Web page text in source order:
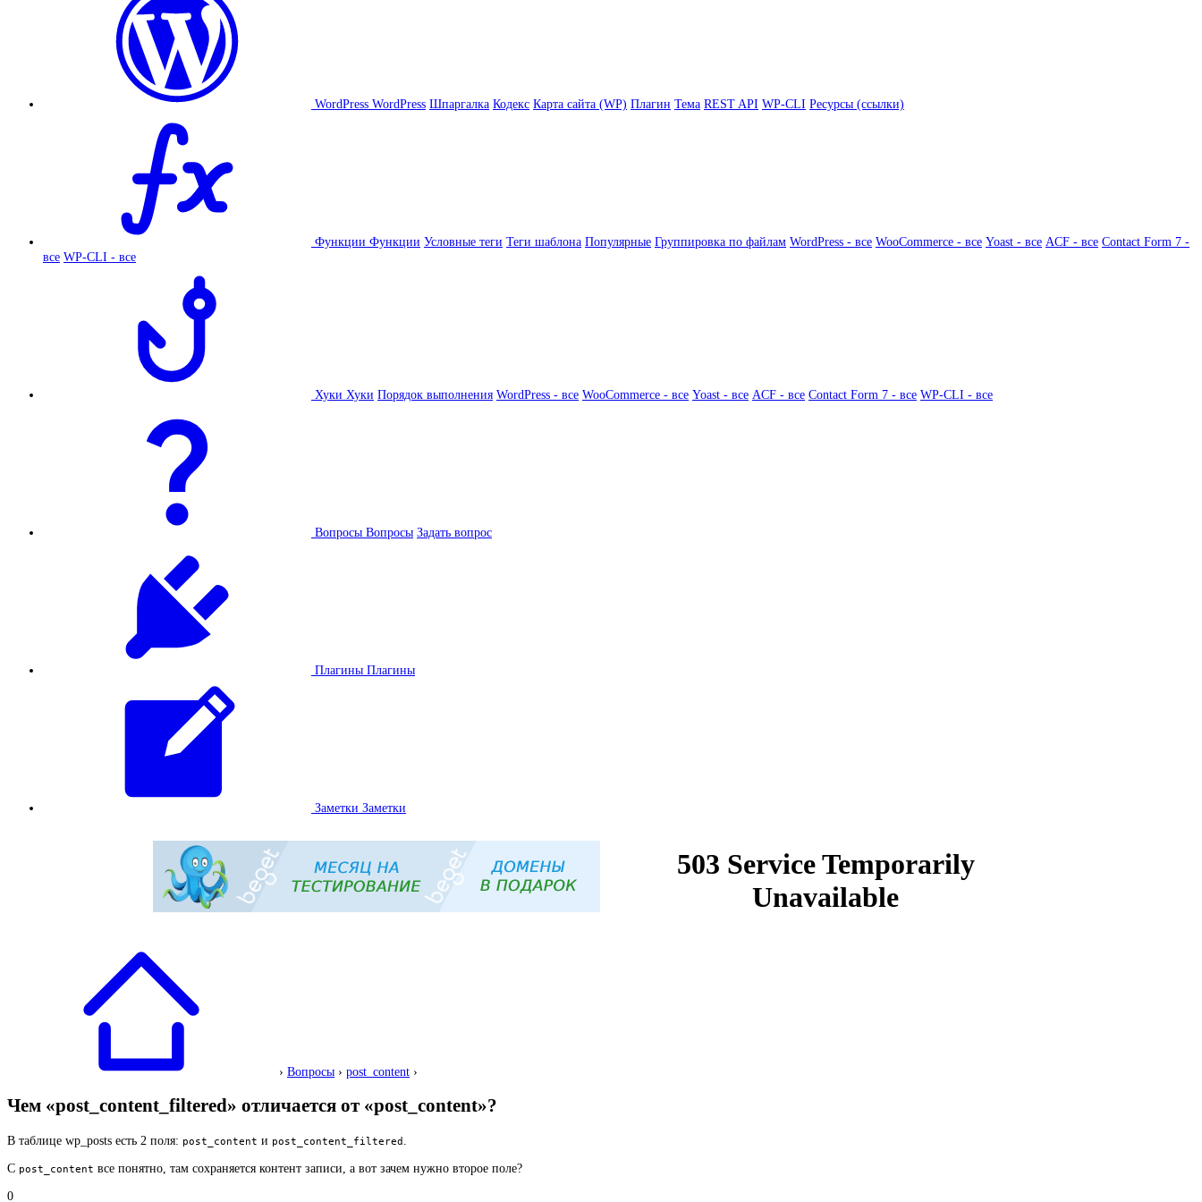
WordPress WordPress Шпаргалка Кодекс Карта сайта (WP) Плагин Тема REST API WP-CLI Ресурсы (ссылки)
Функции Функции Условные теги Теги шаблона Популярные Группировка по файлам WordPress - все WooCommerce - все Yoast - все ACF - все Contact Form 7 -
все WP-CLI - все
Хуки Хуки Порядок выполнения WordPress - все WooCommerce - все Yoast - все ACF - все Contact Form 7 - все WP-CLI - все
Вопросы Вопросы Задать вопрос
Плагины Плагины
Заметки Заметки
› Вопросы › post_content ›
Чем «post_content_filtered» отличается от «post_content»?
В таблице wp_posts есть 2 поля: post_content и post_content_filtered
С post_content все понятно, там сохраняется контент записи, а вот зачем нужно второе поле?
0